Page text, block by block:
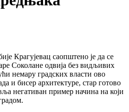
Крагујевац саопштено је да се
Соколане одвија без видљивих
немару градских власти ово
и бисер архитектуре, стар готово
негативан пример начина на који